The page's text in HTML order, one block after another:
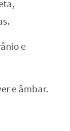
e
e âmbar.